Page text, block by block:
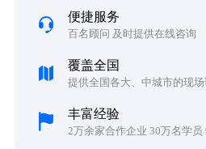
便捷服务
百名顾问 及时提供在线咨询
覆盖全国
提供全国各大、中城市的现场
丰富经验
2万余家合作企业 30万名学员